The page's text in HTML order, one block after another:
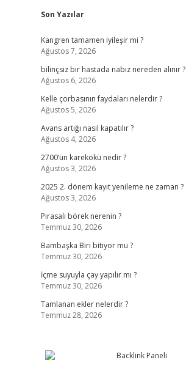
Sidebar
Son Yazılar
Kangren tamamen iyileşir mi ?
Ağustos 7, 2026
bilinçsiz bir hastada nabız nereden alınır ?
Ağustos 6, 2026
Kelle çorbasının faydaları nelerdir ?
Ağustos 5, 2026
Avans artığı nasıl kapatılır ?
Ağustos 4, 2026
2700’ün karekökü nedir ?
Ağustos 3, 2026
2025 2. dönem kayıt yenileme ne zaman ?
Ağustos 3, 2026
Pırasalı börek nerenin ?
Temmuz 30, 2026
Bambaşka Biri bitiyor mu ?
Temmuz 30, 2026
İçme suyuyla çay yapılır mı ?
Temmuz 30, 2026
Tamlanan ekler nelerdir ?
Temmuz 28, 2026
vdcasino güncel giriş